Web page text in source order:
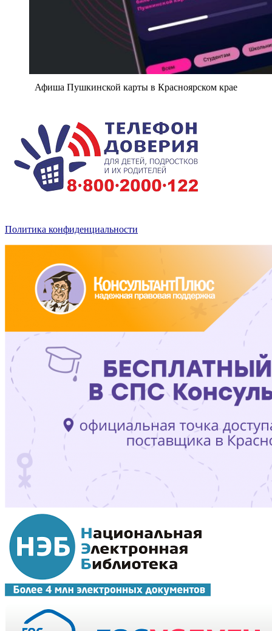
Афиша Пушкинской карты в Красноярском крае
Политика конфиденциальности